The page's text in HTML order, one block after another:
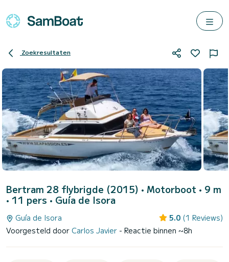
Zoekresultaten
Bertram 28 flybrigde (2015) • Motorboot • 9 m
• 11 pers • Guía de Isora
Guía de Isora 5.0 (1 Reviews)
Voorgesteld door Carlos Javier - Reactie binnen ~8h